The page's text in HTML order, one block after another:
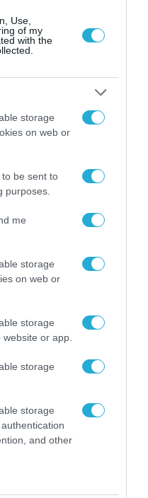
Use,
of my
with the
storage
on web or
be sent to
purposes.
me
storage
on web or
storage
or app.
storage
storage
and other